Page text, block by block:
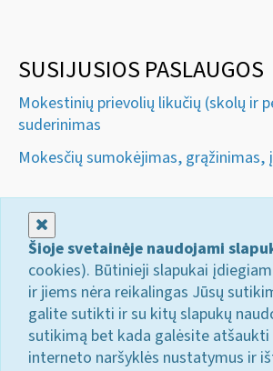
SUSIJUSIOS PASLAUGOS
Mokestinių prievolių likučių (skolų ir
suderinimas
Mokesčių sumokėjimas, grąžinimas,
Šioje svetainėje naudojami
cookies). Būtinieji slapukai
ir jiems nėra reikalingas Jūsų
galite sutikti ir su kitų slapukų
sutikimą bet kada galėsite atšaukti
interneto naršyklės nustatymus ir